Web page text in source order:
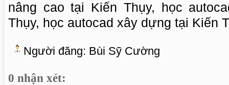
nâng cao tại Kiến Thụy, học
Thụy, học autocad xây dựng tại Kiến
Người đăng: Bùi Sỹ Cường
0 nhận xét: